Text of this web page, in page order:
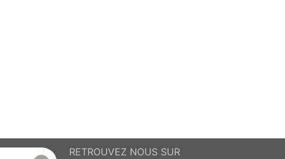
RETROUVEZ NOUS SUR